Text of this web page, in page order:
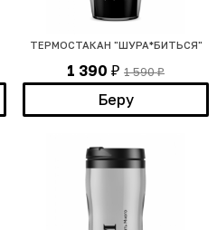
ТЕРМОСТАКАН "ШУРА*БИТЬСЯ"
1 390 ₽ 1 590₽
Беру